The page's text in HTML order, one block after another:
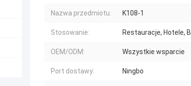
Nazwa przedmiotu: K108-1
Stosowanie: Restauracje, Hotele,
OEM/ODM: Wszystkie wsparcie
Port dostawy: Ningbo